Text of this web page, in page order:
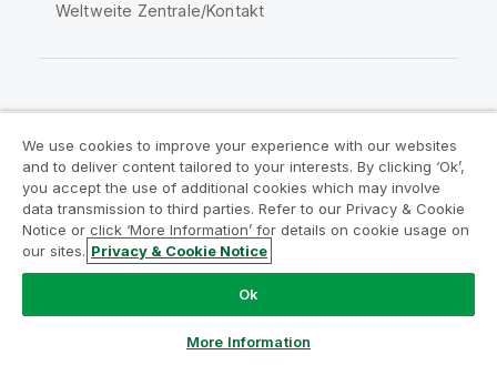
Weltweite Zentrale/Kontakt
Rechtliche Vereinbarungen
Produktbedingungen
Legal Policies
Legal Policies
Benutzungsbedingungen
Marken
Do Not Share My Info
Copyright © 1993-2026 QlikTech International AB. Alle
We use cookies to improve your experience with our websites
and to deliver content tailored to your interests. By clicking ‘Ok’,
you accept the use of additional cookies which may involve
data transmission to third parties. Refer to our Privacy & Cookie
Notice or click ‘More Information’ for details on cookie usage on
our sites. Privacy & Cookie Notice
Ok
More Information